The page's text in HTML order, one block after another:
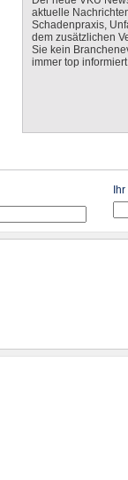
aktuelle
Schadenpraxis,
dem zusätzlichen
Sie kein
immer top
Ihr